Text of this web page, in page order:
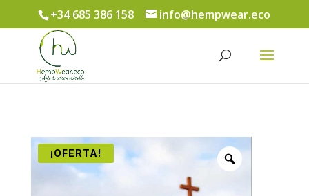
+34 685 386 158 info@hempwear.eco
Búsqueda
productos
¡OFERTA!